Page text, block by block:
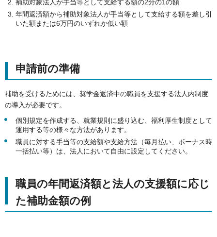
補助対象法人が手当等として支給する額の2分の1の額
年間返済額から補助対象法人が手当等として支給する額を差し引
いた額または6万円のいずれか低い額
申請前の準備
補助を受けるためには、奨学金返済中の職員を支援する法人内制度
の導入が必要です。
個別規定を作成する、就業規則に盛り込む、福利厚生制度として
運用する等の様々な方法があります。
職員に対する手当等の支給額や支給方法（毎月払い、ボーナス時
一括払い等）は、法人において自由に設定してください。
職員の年間返済額と法人の支援額に応じ
た補助金額の例